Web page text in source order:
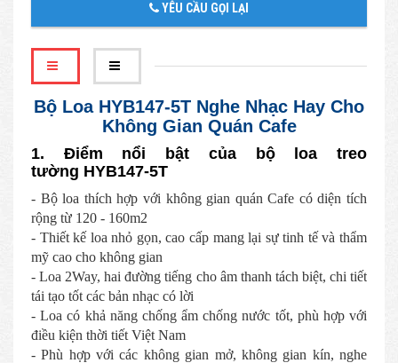
YÊU CẦU GỌI LẠI
Bộ Loa HYB147-5T Nghe Nhạc Hay Cho
Không Gian Quán Cafe
1. Điểm nổi bật của bộ loa treo
tường HYB147-5T
- Bộ loa thích hợp với không gian quán Cafe có diện tích
rộng từ 120 - 160m2
- Thiết kế loa nhỏ gọn, cao cấp mang lại sự tinh tế và thẩm
mỹ cao cho không gian
- Loa 2Way, hai đường tiếng cho âm thanh tách biệt, chi tiết
tái tạo tốt các bản nhạc có lời
- Loa có khả năng chống ẩm chống nước tốt, phù hợp với
điều kiện thời tiết Việt Nam
- Phù hợp với các không gian mở, không gian kín, nghe